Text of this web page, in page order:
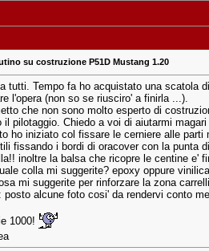
su costruzione P51D Mustang 1.20
tutti. Tempo fa ho acquistato una scatola
l'opera (non so se riusciro' a finirla ...).
che non sono molto esperto di
il pilotaggio. Chiedo a voi di aiutarmi
ho iniziato col fissare le cerniere alle
fissando i bordi di oracover con la punta
inoltre la balsa che ricopre le centine e'
colla mi suggerite? epoxy oppure
mi suggerite per rinforzare la zona
posto alcune foto cosi' da rendervi conto
1000!